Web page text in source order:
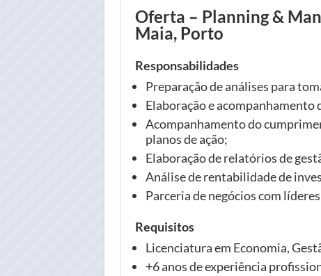
Oferta – Planning &
Maia, Porto
Responsabilidades
Preparação de análises para
Elaboração e acompanhamento
Acompanhamento do
planos de ação;
Elaboração de relatórios de
Análise de rentabilidade de
Parceria de negócios com
Requisitos
Licenciatura em Economia,
+6 anos de experiência